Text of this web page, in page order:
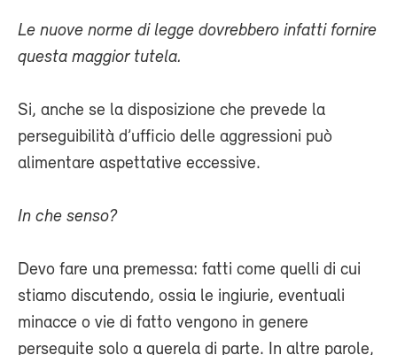
Le nuove norme di legge dovrebbero infatti fornire
questa maggior tutela.
Si, anche se la disposizione che prevede la
perseguibilità d’ufficio delle aggressioni può
alimentare aspettative eccessive.
In che senso?
Devo fare una premessa: fatti come quelli di cui
stiamo discutendo, ossia le ingiurie, eventuali
minacce o vie di fatto vengono in genere
perseguite solo a querela di parte. In altre parole,